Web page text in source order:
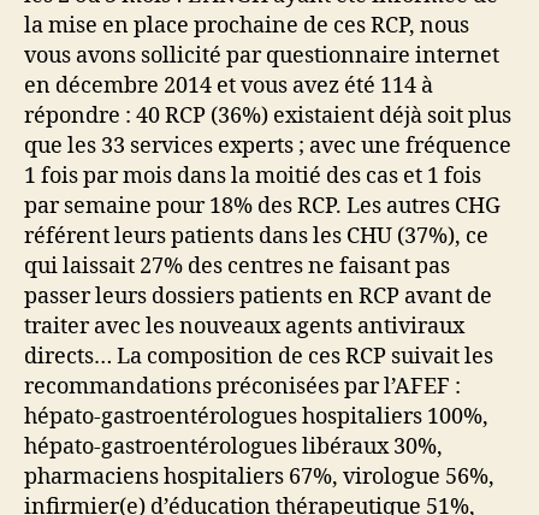
la mise en place prochaine de ces RCP, nous
vous avons sollicité par questionnaire internet
en décembre 2014 et vous avez été 114 à
répondre : 40 RCP (36%) existaient déjà soit plus
que les 33 services experts ; avec une fréquence
1 fois par mois dans la moitié des cas et 1 fois
par semaine pour 18% des RCP. Les autres CHG
référent leurs patients dans les CHU (37%), ce
qui laissait 27% des centres ne faisant pas
passer leurs dossiers patients en RCP avant de
traiter avec les nouveaux agents antiviraux
directs… La composition de ces RCP suivait les
recommandations préconisées par l’AFEF :
hépato-gastroentérologues hospitaliers 100%,
hépato-gastroentérologues libéraux 30%,
pharmaciens hospitaliers 67%, virologue 56%,
infirmier(e) d’éducation thérapeutique 51%,